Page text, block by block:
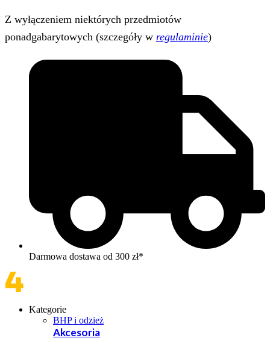
Z wyłączeniem niektórych przedmiotów
ponadgabarytowych (szczegóły w regulaminie)
Darmowa dostawa od 300 zł*
Kategorie
BHP i odzież
Akcesoria